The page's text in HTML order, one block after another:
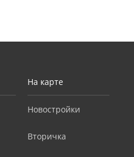
На карте
Новостройки
Вторичка